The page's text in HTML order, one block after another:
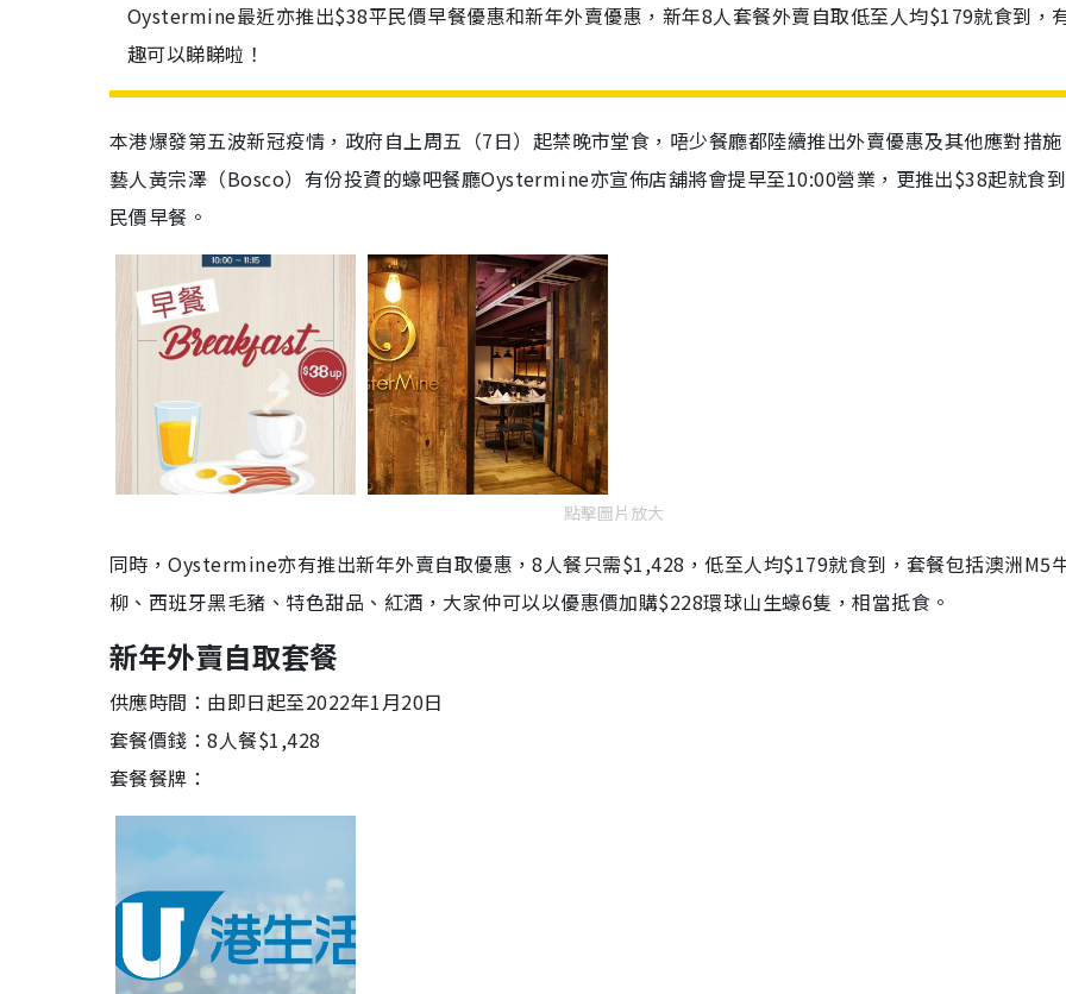
Oystermine最近亦推出$38平民價早餐優惠和新年外賣優惠，新年8人套餐外賣自取低至人均$179就食到，
趣可以睇睇啦！
本港爆發第五波新冠疫情，政府自上周五（7日）起禁晚市堂食，唔少餐廳都陸續推出外賣優惠及其他應對措
藝人黃宗澤（Bosco）有份投資的蠔吧餐廳Oystermine亦宣佈店舖將會提早至10:00營業，更推出$38起就食
民價早餐。
點擊圖片放大
同時，Oystermine亦有推出新年外賣自取優惠，8人餐只需$1,428，低至人均$179就食到，套餐包括澳洲M5
柳、西班牙黑毛豬、特色甜品、紅酒，大家仲可以以優惠價加購$228環球山生蠔6隻，相當抵食。
新年外賣自取套餐
供應時間：由即日起至2022年1月20日
套餐價錢：8人餐$1,428
套餐餐牌：